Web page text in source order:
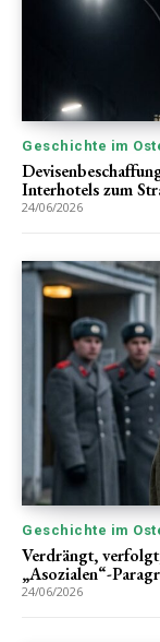
Geschichte im
Interhotels zum
24/06/2026
Geschichte im
Verdrängt,
„Asozialen“-
24/06/2026